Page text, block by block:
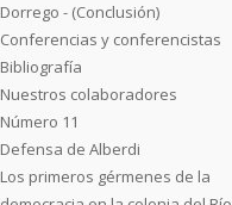
Dorrego - (Conclusión)
Conferencias y conferencistas
Bibliografía
Nuestros colaboradores
Número 11
Defensa de Alberdi
Los primeros gérmenes de la